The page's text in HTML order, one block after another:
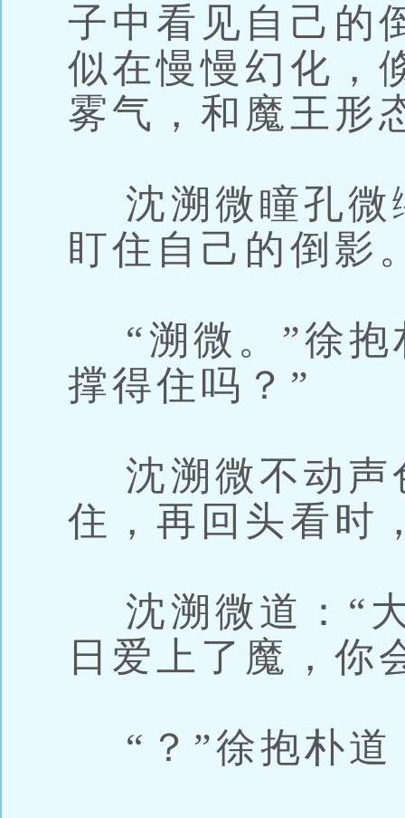
子中看见自己的
似在慢慢幻化，
雾气，和魔王形
沈溯微瞳孔微
盯住自己的倒影
“溯微。”徐抱
撑得住吗？”
沈溯微不动声
住，再回头看时
沈溯微道：“
日爱上了魔，你
“？”徐抱朴道